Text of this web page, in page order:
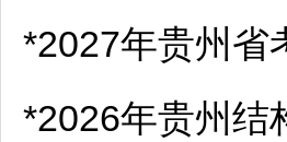
*2027年贵州省
*2026年贵州结